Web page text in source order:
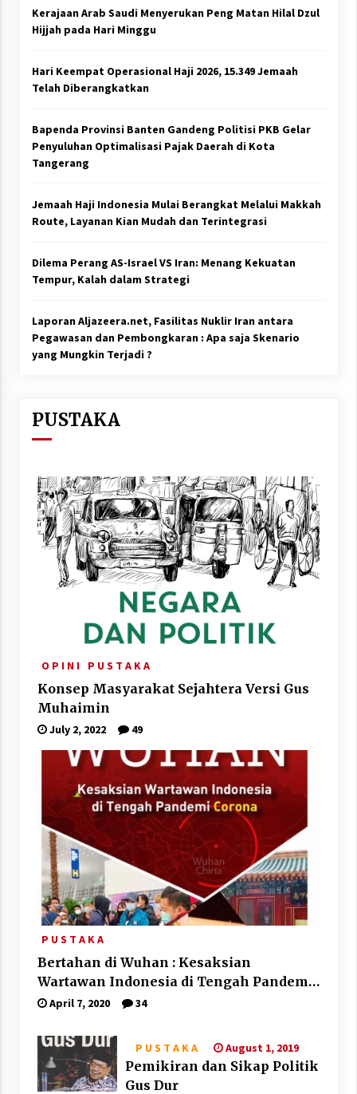
Kerajaan Arab Saudi Menyerukan Peng Matan Hilal Dzul
Hijjah pada Hari Minggu
Hari Keempat Operasional Haji 2026, 15.349 Jemaah
Telah Diberangkatkan
Bapenda Provinsi Banten Gandeng Politisi PKB Gelar
Penyuluhan Optimalisasi Pajak Daerah di Kota
Tangerang
Jemaah Haji Indonesia Mulai Berangkat Melalui Makkah
Route, Layanan Kian Mudah dan Terintegrasi
Dilema Perang AS-Israel VS Iran: Menang Kekuatan
Tempur, Kalah dalam Strategi
Laporan Aljazeera.net, Fasilitas Nuklir Iran antara
Pegawasan dan Pembongkaran : Apa saja Skenario
yang Mungkin Terjadi ?
PUSTAKA
O P I N I P U S T A K A
Konsep Masyarakat Sejahtera Versi Gus
Muhaimin
July 2, 2022 49
P U S T A K A
Bertahan di Wuhan : Kesaksian
Wartawan Indonesia di Tengah Pandemi
Corona
April 7, 2020 34
P U S T A K A August 1, 2019
Pemikiran dan Sikap Politik
Gus Dur